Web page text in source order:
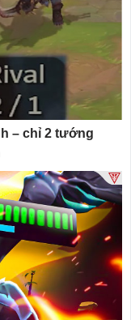
– chỉ 2 tướng